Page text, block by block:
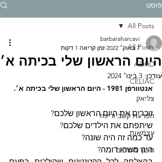
פוסט
All Posts
ADHD
CELIAC
צליאק
הפרעת קשב וריכוז
עצמאות
חינוך לערכים
All Posts
היום הראשון שלי בכיתה א׳
barbaraharcavi
7 באוק׳ 2022
זמן קריאה 1 דקות
עודכן: 3 בינו׳ 2024
אנטוורפן 1981 - היום הראשון שלי בכיתה א׳.
זוכרים את היום הראשון שלכם?
שיתפתם את הילדים שלכם?
עד כמה זה היה שונה?
היה משהו דומה?